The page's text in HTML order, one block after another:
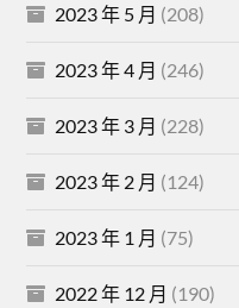
2023 年 5 月 (208)
2023 年 4 月 (246)
2023 年 3 月 (228)
2023 年 2 月 (124)
2023 年 1 月 (75)
2022 年 12 月 (190)